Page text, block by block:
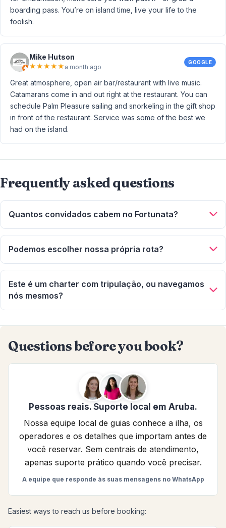
boarding pass. You’re on island time, live your life to the
foolish.
Mike Hutson
★★★★★ a month ago
GOOGLE
Great atmosphere, open air bar/restaurant with live music.
Catamarans come in and out right at the restaurant. You can
schedule Palm Pleasure sailing and snorkeling in the gift shop
in front of the restaurant. Service was some of the best we
had on the island.
Frequently asked questions
Quantos convidados cabem no Fortunata?
A tarifa inicial inclui até 6 convidados. Até 12 convidados no
total podem participar, com uma taxa extra para cada
é mostrado durante a reserva).
Podemos escolher nossa própria rota?
Não exatamente, cada pacote tem suas próprias paradas
fixas (por exemplo, o passeio de 6 horas inclui De Palm Island
e Mangel Halto). As condições do mar também podem afetar
Este é um charter com tripulação, ou navegamos
nós mesmos?
anfitriã serve petiscos, travessas de frutas e bebidas premium
a bordo, você não navega por conta própria.
Questions before you book?
Pessoas reais. Suporte local em Aruba.
Nossa equipe local de guias conhece a ilha, os
operadores e os detalhes que importam antes de
você reservar. Sem centrais de atendimento,
apenas suporte prático quando você precisar.
A equipe que responde às suas mensagens no WhatsApp
Easiest ways to reach us before booking: